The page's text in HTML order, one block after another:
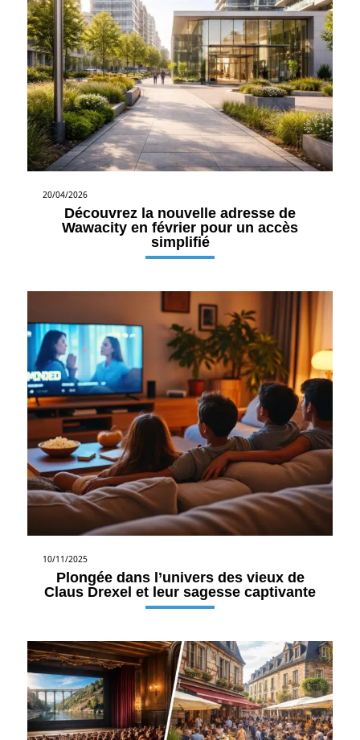
20/04/2026
Découvrez la nouvelle adresse de
Wawacity en février pour un accès
simplifié
10/11/2025
Plongée dans l’univers des vieux de
Claus Drexel et leur sagesse captivante